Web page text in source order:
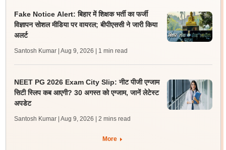
Fake Notice Alert: बिहार में शिक्षक भर्ती का फर्जी
विज्ञापन सोशल मीडिया पर वायरल; बीपीएससी ने जारी किया
अलर्ट
Santosh Kumar | Aug 9, 2026 | 1 min read
NEET PG 2026 Exam City Slip: नीट पीजी एग्जाम
सिटी स्लिप कब आएगी? 30 अगस्त को एग्जाम, जानें लेटेस्ट
अपडेट
Santosh Kumar | Aug 9, 2026 | 2 mins read
More